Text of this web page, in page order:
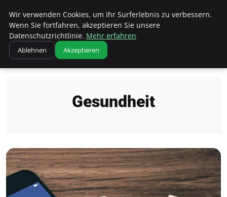
Bistro Grammophon
Startseite Gesundheit
Gesundheit
Wir verwenden Cookies, um Ihr Surferlebnis zu verbessern.
Wenn Sie fortfahren, akzeptieren Sie unsere
Datenschutzrichtlinie. Mehr erfahren
Ablehnen Akzeptieren